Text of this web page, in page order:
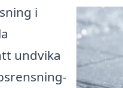
i
undvika